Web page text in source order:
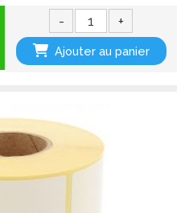
- +
Ajouter au panier